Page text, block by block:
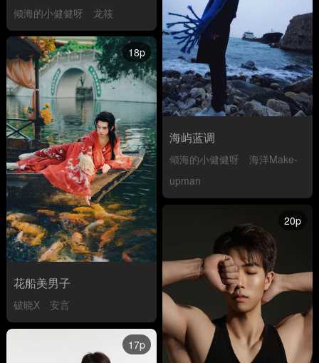
倾海的小健健呀 龙筱
海屿蓝调
倾海的小健健呀
海洋Make-
upman
18p
花船美男子
破晓X 安言
20p
17p